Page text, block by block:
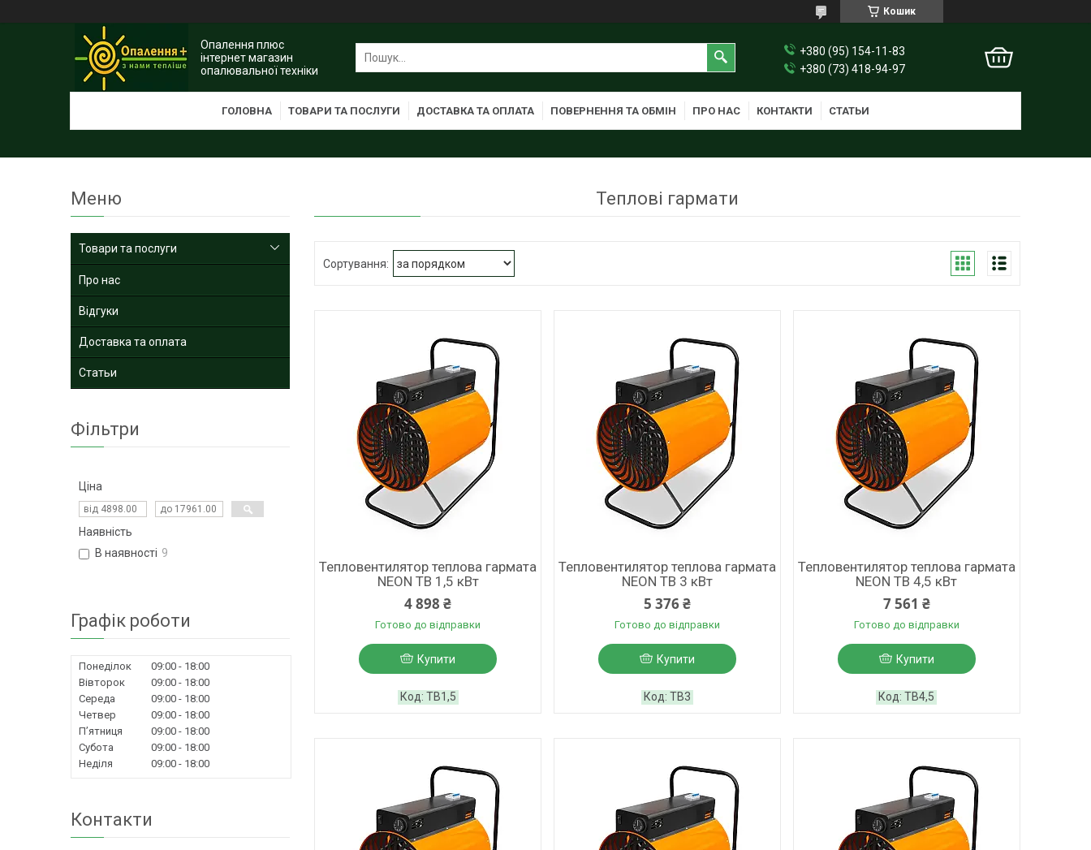
Кошик
Опалення плюс
інтернет магазин
опалювальної техніки
+380 (95) 154-11-83
+380 (73) 418-94-97
ГОЛОВНА ТОВАРИ ТА ПОСЛУГИ ДОСТАВКА ТА ОПЛАТА ПОВЕРНЕННЯ ТА ОБМІН ПРО НАС КОНТАКТИ СТАТЬИ
Теплові гармати
Тепловентилятор теплова гармата
NEON ТВ 1,5 кВт
4 898 ₴
Готово до відправки
Купити
ТВ1,5
Тепловентилятор теплова гармата
NEON ТВ 3 кВт
5 376 ₴
Готово до відправки
Купити
ТВ3
Тепловентилятор теплова гармата
NEON ТВ 4,5 кВт
7 561 ₴
Готово до відправки
Купити
ТВ4,5
Товари та послуги
Про нас
Відгуки
Доставка та оплата
Статьи
Фільтри
Ціна
Наявність
В наявності 9
Графік роботи
Понеділок 09:00
18:00
Вівторок
09:00
18:00
Середа
09:00
18:00
Четвер
09:00
18:00
Пʼятниця
09:00
18:00
Субота
09:00
18:00
Неділя
09:00 18:00
Контакти